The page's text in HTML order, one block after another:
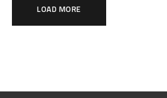
LOAD MORE